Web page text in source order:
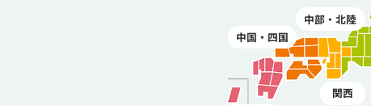
中部・北陸
関西
中国・四国